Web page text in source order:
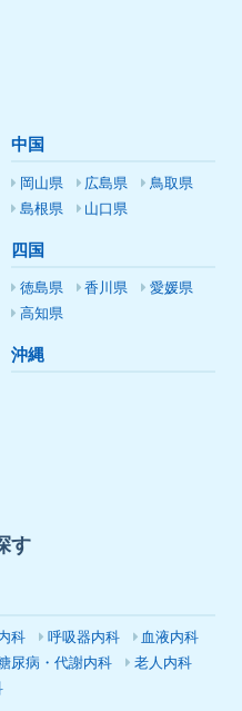
中国
岡山県 広島県
鳥取県
島根県
山口県
四国
徳島県 香川県
愛媛県
高知県
沖縄
す
科 呼吸器内科
血液内科
尿病・代謝内科
老人内科